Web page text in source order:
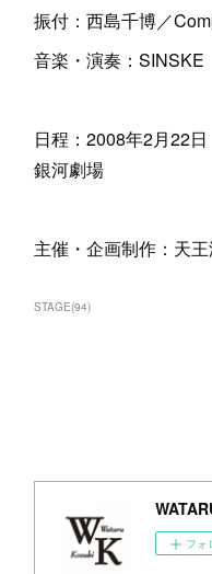
振付：西島千博／
音楽・演奏：SINSKE
日程：2008年2月22
銀河劇場
主催・企画制作：天
STAGE(94)
フォ